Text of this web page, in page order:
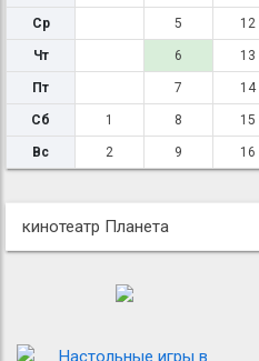
Ср 5 12
Чт 6 13
Пт 7 14
Сб 1 8 15
Вс 2 9 16
кинотеатр Планета